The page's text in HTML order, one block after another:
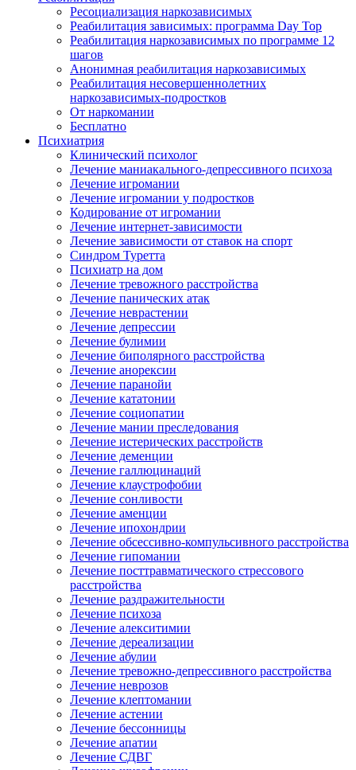
Ресоциализация наркозависимых
Реабилитация зависимых: программа Day Top
Реабилитация наркозависимых по программе 12
шагов
Анонимная реабилитация наркозависимых
Реабилитация несовершеннолетних
наркозависимых-подростков
От наркомании
Бесплатно
Психиатрия
Клинический психолог
Лечение маниакального-депрессивного психоза
Лечение игромании
Лечение игромании у подростков
Кодирование от игромании
Лечение интернет-зависимости
Лечение зависимости от ставок на спорт
Синдром Туретта
Психиатр на дом
Лечение тревожного расстройства
Лечение панических атак
Лечение неврастении
Лечение депрессии
Лечение булимии
Лечение биполярного расстройства
Лечение анорексии
Лечение паранойи
Лечение кататонии
Лечение социопатии
Лечение мании преследования
Лечение истерических расстройств
Лечение деменции
Лечение галлюцинаций
Лечение клаустрофобии
Лечение сонливости
Лечение аменции
Лечение ипохондрии
Лечение обсессивно-компульсивного расстройства
Лечение гипомании
Лечение посттравматического стрессового
расстройства
Лечение раздражительности
Лечение психоза
Лечение алекситимии
Лечение дереализации
Лечение абулии
Лечение тревожно-депрессивного расстройства
Лечение неврозов
Лечение клептомании
Лечение астении
Лечение бессонницы
Лечение апатии
Лечение СДВГ